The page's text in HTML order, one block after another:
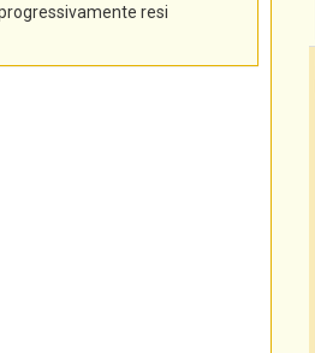
resi